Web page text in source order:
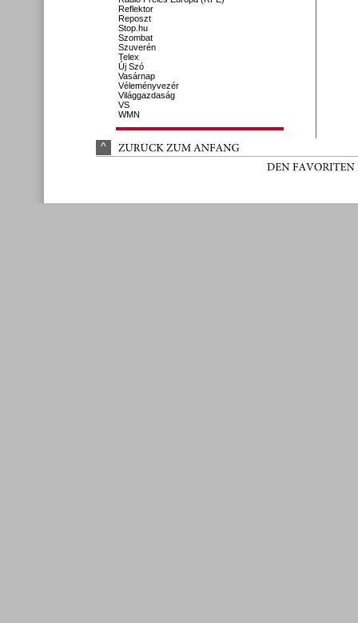
Reflektor
Reposzt
Stop.hu
Szombat
Szuverén
Telex
Új Szó
Vasárnap
Véleményvezér
Világgazdaság
VS
WMN
^ ZURÜCK ZUM ANFANG
DEN FAVORITEN